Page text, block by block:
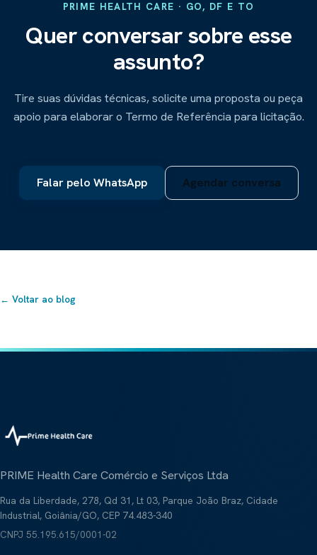
PRIME HEALTH CARE · GO, DF E TO
Quer conversar sobre esse
assunto?
Tire suas dúvidas técnicas, solicite uma proposta ou peça
apoio para elaborar o Termo de Referência para licitação.
Falar pelo WhatsApp Agendar conversa
← Voltar ao blog
PRIME Health Care Comércio e Serviços Ltda
Rua da Liberdade, 278, Qd 31, Lt 03, Parque João Braz, Cidade
Industrial, Goiânia/GO, CEP 74.483-340
CNPJ 55.195.615/0001-02